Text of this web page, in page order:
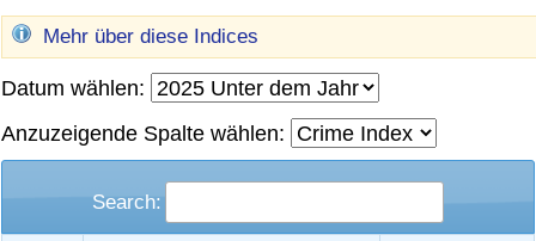
Mehr über diese Indices
Datum wählen:
Anzuzeigende Spalte wählen:
Search:
Gesundheitsversorgung
Gesundheitsversorgungs-Index (aktuell)
Gesundheitsversorgungs-Index
Gesundheitsversorgungs-Index nach Land